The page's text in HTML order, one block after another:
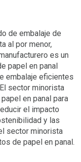
de embalaje de
al por menor,
es un
papel en panal
embalaje eficientes
sector minorista
en panal para
el impacto
y las
sector minorista
de papel en panal.